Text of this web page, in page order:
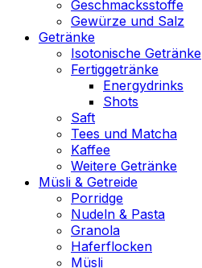
Geschmacksstoffe
Gewürze und Salz
Getränke
Isotonische Getränke
Fertiggetränke
Energydrinks
Shots
Saft
Tees und Matcha
Kaffee
Weitere Getränke
Müsli & Getreide
Porridge
Nudeln & Pasta
Granola
Haferflocken
Müsli